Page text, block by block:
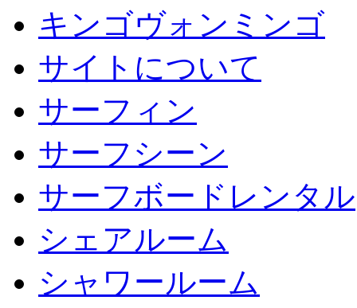
キンゴヴォンミンゴ
サイトについて
サーフィン
サーフシーン
サーフボードレンタル
シェアルーム
シャワールーム